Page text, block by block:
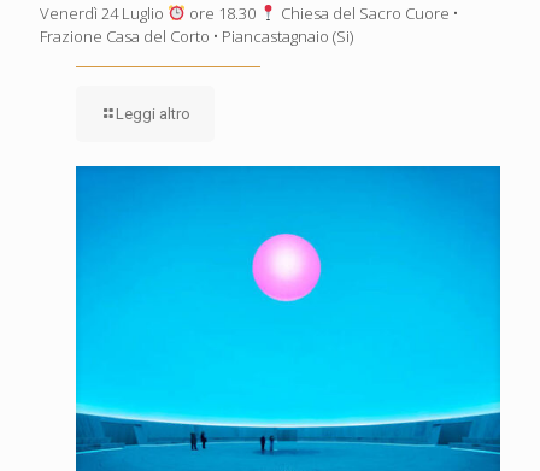
Venerdì 24 Luglio ore 18.30
Chiesa del Sacro Cuore •
Frazione Casa del Corto • Piancastagnaio (Si)
Leggi altro